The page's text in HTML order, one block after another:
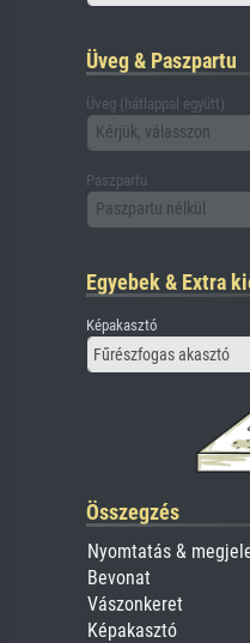
Üveg & Paszpartu
Üveg (hátlappal együtt)
Kérjük, válasszon
Paszpartu
Paszpartu nélkül
Egyebek & Extra
Képakasztó
Fűrészfogas akasztó
Összegzés
Nyomtatás &
Bevonat
Vászonkeret
Képakasztó